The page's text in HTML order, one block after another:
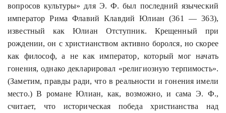
вопросов культуры» для Э. Ф. был последний языческий
император Рима Флавий Клавдий Юлиан (361 — 363),
известный как Юлиан Отступник. Крещенный при
рождении, он с христианством активно боролся, носкорее
как философ, а не как император, который мог начать
гонения, однако декларировал «религиозную терпимость».
(Заметим, правды ради, что в реальности и гонения имели
место.) В романе Юлиан, как, возможно, и сама Э. Ф.,
считает, что историческая победа христианства над